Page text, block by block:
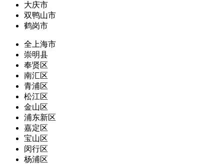
大庆市
双鸭山市
鹤岗市
全上海市
崇明县
奉贤区
南汇区
青浦区
松江区
金山区
浦东新区
嘉定区
宝山区
闵行区
杨浦区